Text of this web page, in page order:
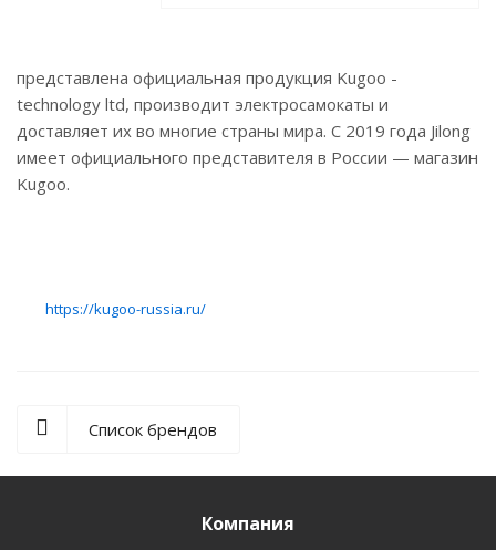
представлена официальная продукция Kugoo -
technology ltd, производит электросамокаты и
доставляет их во многие страны мира. С 2019 года Jilong
имеет официального представителя в России — магазин
Kugoo.
https://kugoo-russia.ru/
Список брендов
Компания